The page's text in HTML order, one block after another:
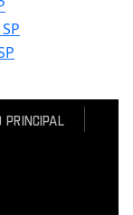
Principal